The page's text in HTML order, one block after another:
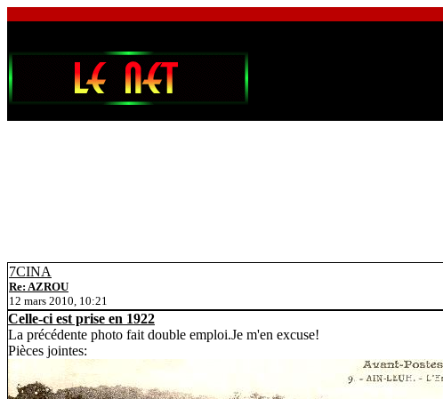
7CINA
Re: AZROU
12 mars 2010, 10:21
Celle-ci est prise en 1922
La précédente photo fait double emploi.Je m'en excuse!
Pièces jointes: